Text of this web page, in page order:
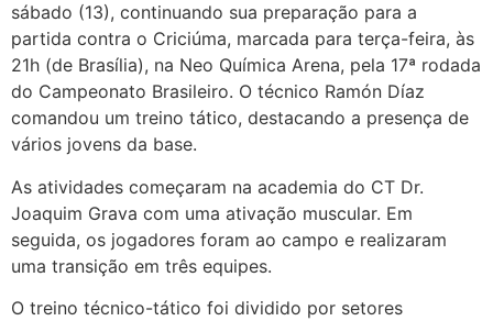
sábado (13), continuando sua preparação para a
partida contra o Criciúma, marcada para terça-feira, às
21h (de Brasília), na Neo Química Arena, pela 17ª rodada
do Campeonato Brasileiro. O técnico Ramón Díaz
comandou um treino tático, destacando a presença de
vários jovens da base.
As atividades começaram na academia do CT Dr.
Joaquim Grava com uma ativação muscular. Em
seguida, os jogadores foram ao campo e realizaram
uma transição em três equipes.
O treino técnico-tático foi dividido por setores